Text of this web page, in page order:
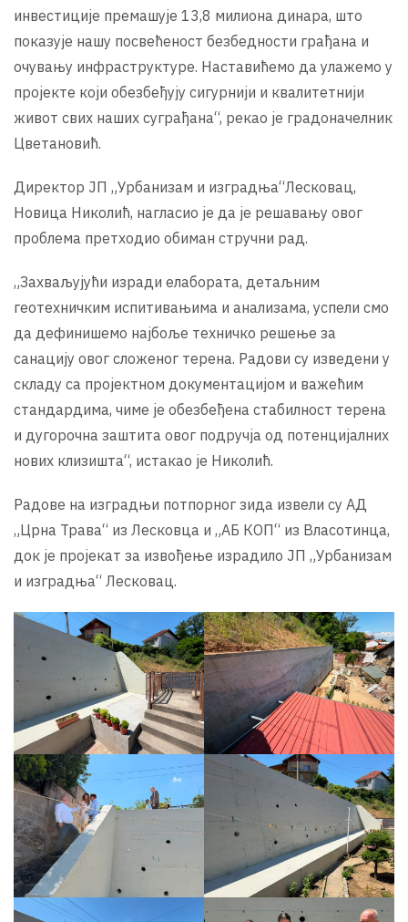
инвестиције премашује 13,8 милиона динара, што
показује нашу посвећеност безбедности грађана и
очувању инфраструктуре. Наставићемо да улажемо у
пројекте који обезбеђују сигурнији и квалитетнији
живот свих наших суграђана“, рекао је градоначелник
Цветановић.
Директор ЈП „Урбанизам и изградња“Лесковац,
Новица Николић, нагласио је да је решавању овог
проблема претходио обиман стручни рад.
„Захваљујући изради елабората, детаљним
геотехничким испитивањима и анализама, успели смо
да дефинишемо најбоље техничко решење за
санацију овог сложеног терена. Радови су изведени у
складу са пројектном документацијом и важећим
стандардима, чиме је обезбеђена стабилност терена
и дугорочна заштита овог подручја од потенцијалних
нових клизишта“, истакао је Николић.
Радове на изградњи потпорног зида извели су АД
„Црна Трава“ из Лесковца и „АБ КОП“ из Власотинца,
док је пројекат за извођење израдило ЈП „Урбанизам
и изградња“ Лесковац.